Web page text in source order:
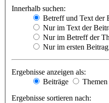
Innerhalb suchen:
Betreff und Text der
Nur im Text der
Nur im Betreff der
Nur im ersten
Ergebnisse anzeigen als:
Beiträge
Themen
Ergebnisse sortieren nach: